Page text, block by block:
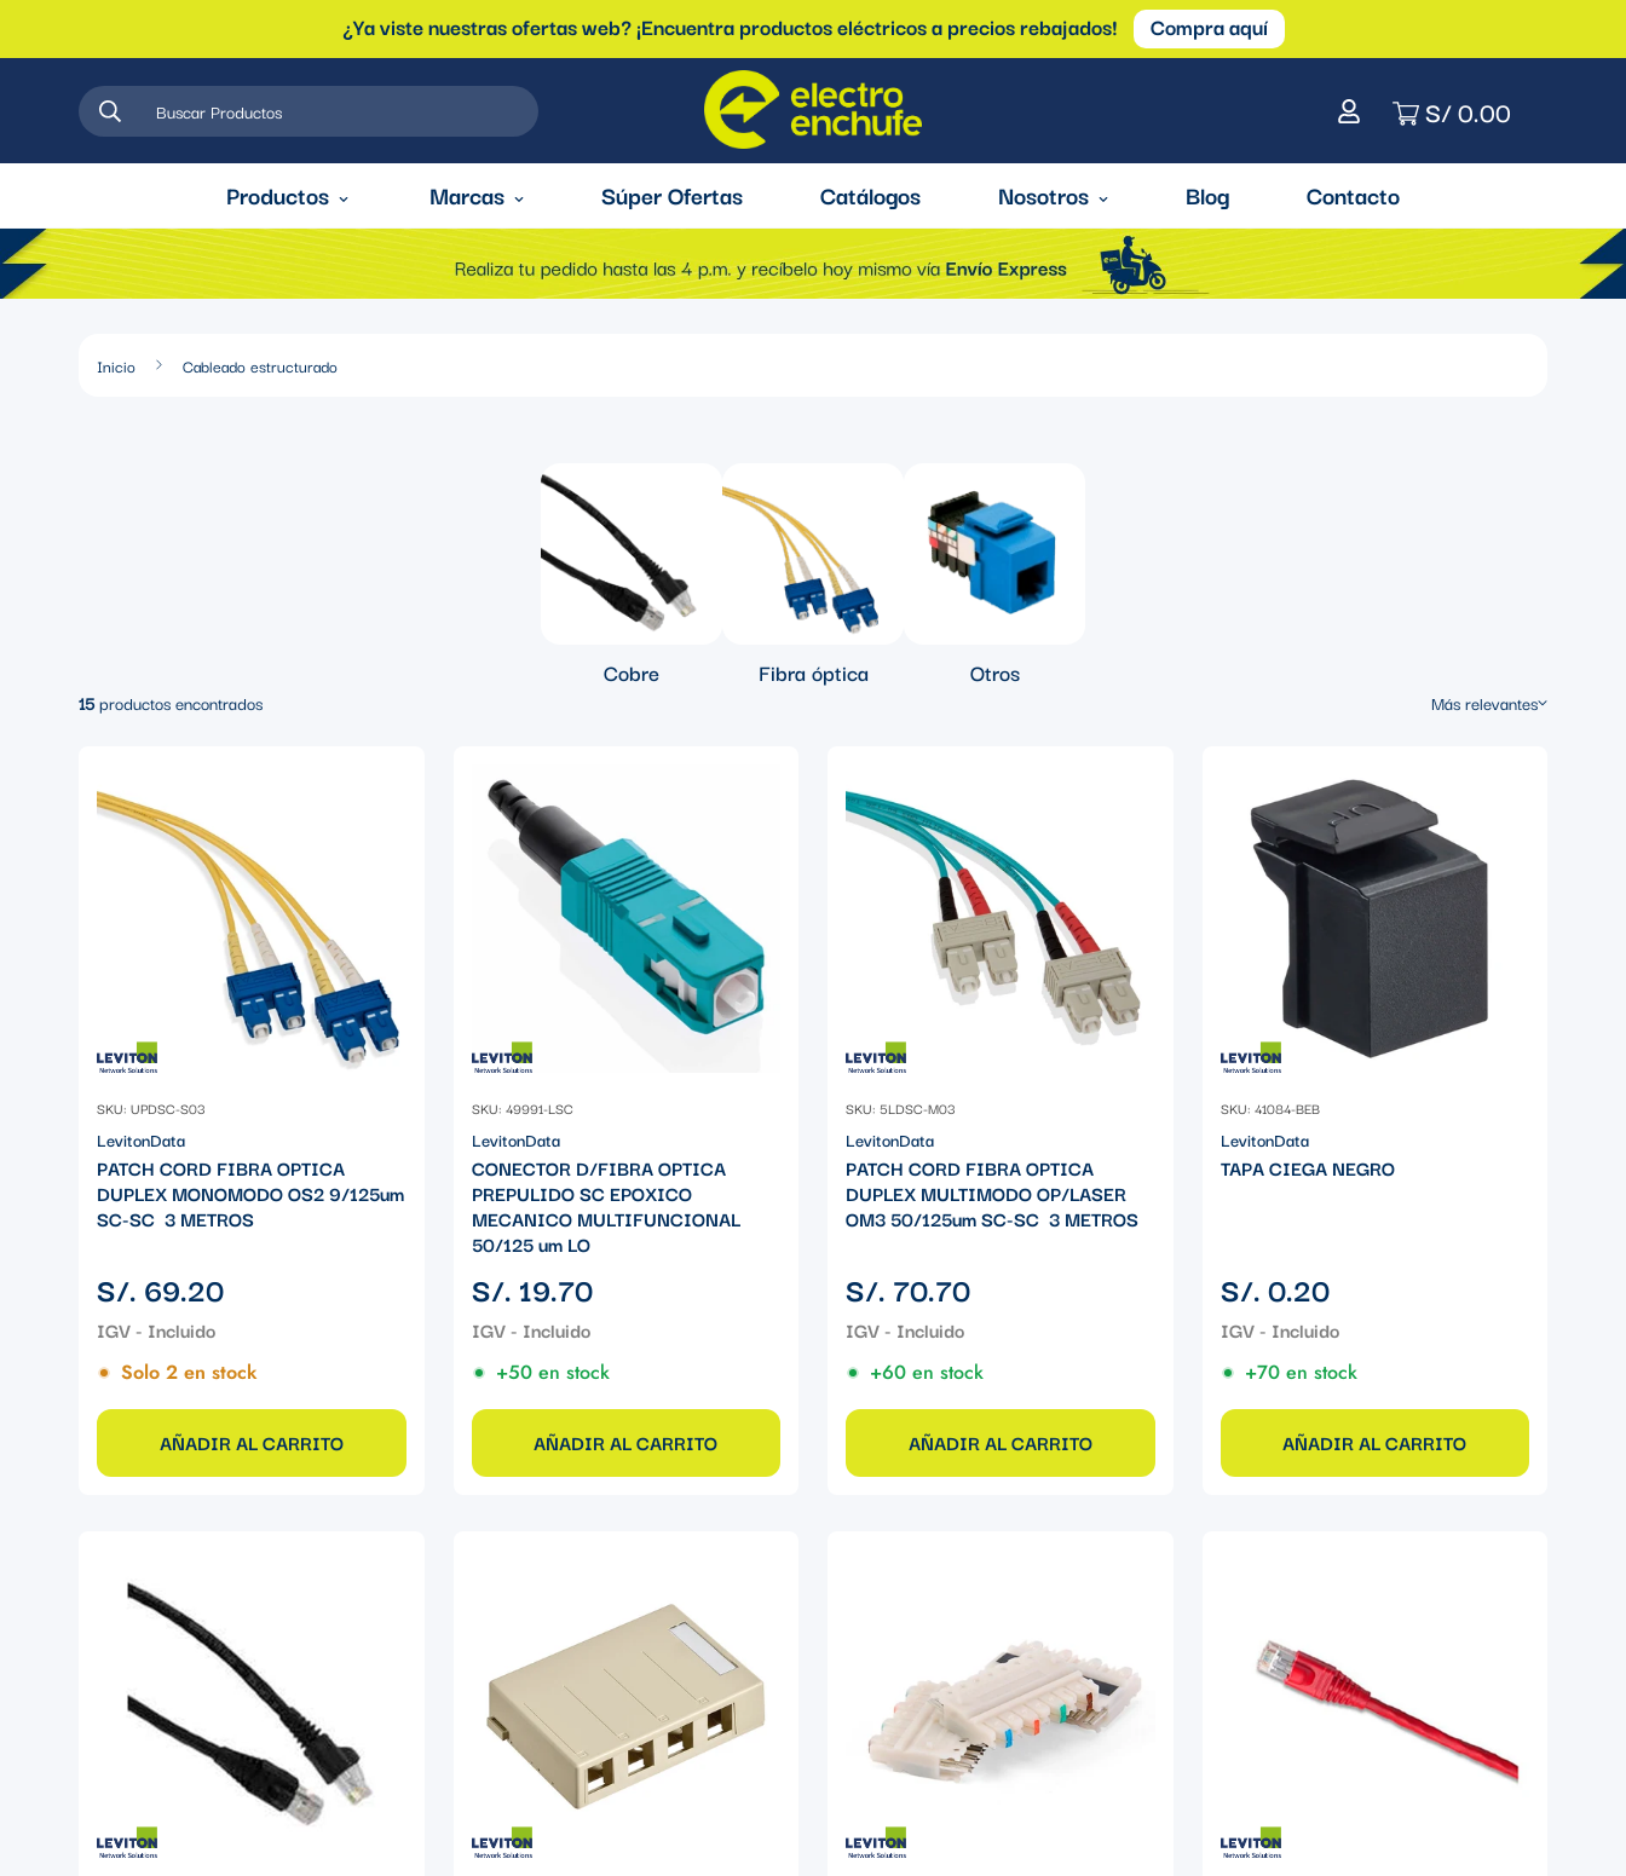
¿Ya viste nuestras ofertas web? ¡Encuentra productos eléctricos a precios rebajados! Compra aquí
Buscar Productos S/ 0.00
Productos Marcas Súper Ofertas Catálogos Nosotros Blog Contacto
Inicio Cableado estructurado
Cobre Fibra óptica Otros
15productos encontrados Más relevantes
SKU: UPDSC-S03
LevitonData
PATCH CORD FIBRA OPTICA
DUPLEX MONOMODO OS2 9/125um
SC-SC 3 METROS
Precio
regular
S/. 69.20
Solo 2 en stock
AÑADIR AL CARRITO
SKU: 49991-LSC
LevitonData
CONECTOR D/FIBRA OPTICA
PREPULIDO SC EPOXICO
MECANICO MULTIFUNCIONAL
50/125 um LO
Precio
regular
S/. 19.70
+50 en stock
AÑADIR AL CARRITO
SKU: 5LDSC-M03
LevitonData
PATCH CORD FIBRA OPTICA
DUPLEX MULTIMODO OP/LASER
OM3 50/125um SC-SC 3 METROS
Precio
regular
S/. 70.70
+60 en stock
AÑADIR AL CARRITO
SKU: 41084-BEB
LevitonData
TAPA CIEGA NEGRO
Precio
regular
S/. 0.20
+70 en stock
AÑADIR AL CARRITO